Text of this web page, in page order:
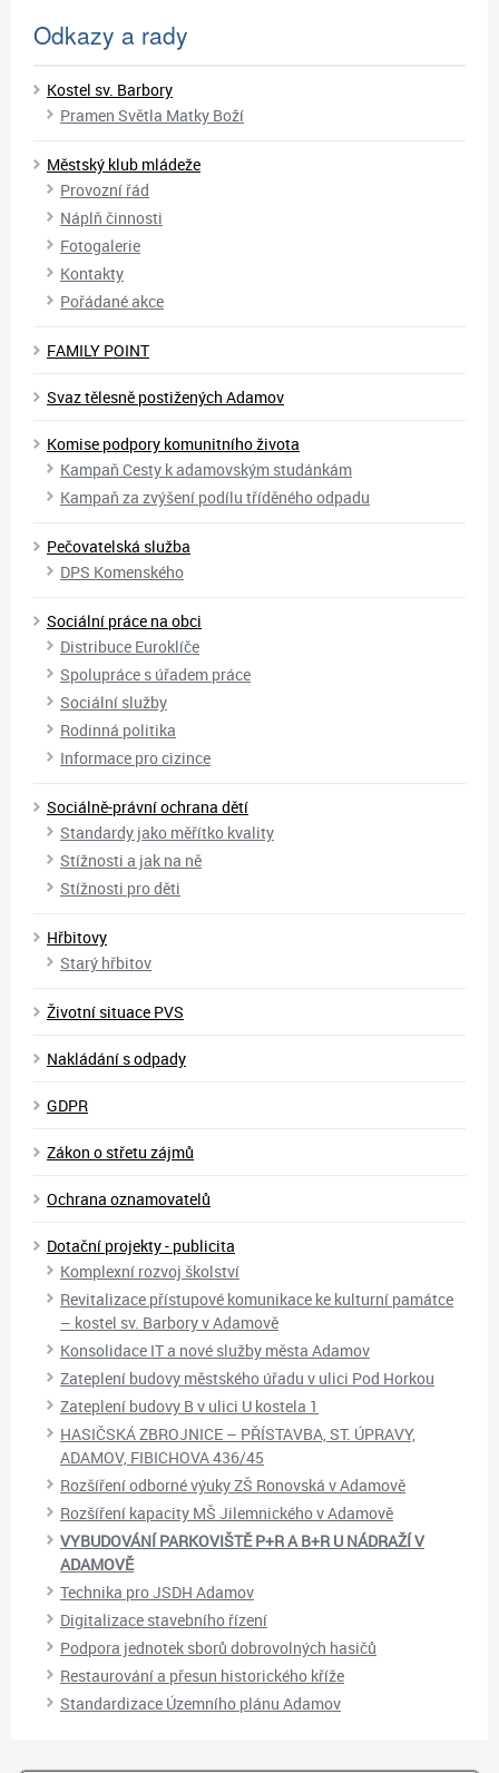
Odkazy a rady
Kostel sv. Barbory
Pramen Světla Matky Boží
Městský klub mládeže
Provozní řád
Náplň činnosti
Fotogalerie
Kontakty
Pořádané akce
FAMILY POINT
Svaz tělesně postižených Adamov
Komise podpory komunitního života
Kampaň Cesty k adamovským studánkám
Kampaň za zvýšení podílu tříděného odpadu
Pečovatelská služba
DPS Komenského
Sociální práce na obci
Distribuce Euroklíče
Spolupráce s úřadem práce
Sociální služby
Rodinná politika
Informace pro cizince
Sociálně-právní ochrana dětí
Standardy jako měřítko kvality
Stížnosti a jak na ně
Stížnosti pro děti
Hřbitovy
Starý hřbitov
Životní situace PVS
Nakládání s odpady
GDPR
Zákon o střetu zájmů
Ochrana oznamovatelů
Dotační projekty - publicita
Komplexní rozvoj školství
Revitalizace přístupové komunikace ke kulturní památce
– kostel sv. Barbory v Adamově
Konsolidace IT a nové služby města Adamov
Zateplení budovy městského úřadu v ulici Pod Horkou
Zateplení budovy B v ulici U kostela 1
HASIČSKÁ ZBROJNICE – PŘÍSTAVBA, ST. ÚPRAVY,
ADAMOV, FIBICHOVA 436/45
Rozšíření odborné výuky ZŠ Ronovská v Adamově
Rozšíření kapacity MŠ Jilemnického v Adamově
VYBUDOVÁNÍ PARKOVIŠTĚ P+R A B+R U NÁDRAŽÍ V
ADAMOVĚ
Technika pro JSDH Adamov
Digitalizace stavebního řízení
Podpora jednotek sborů dobrovolných hasičů
Restaurování a přesun historického kříže
Standardizace Územního plánu Adamov